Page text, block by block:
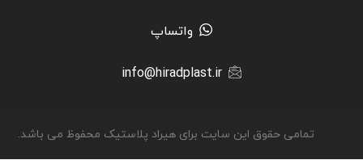
واتساپ
info@hiradplast.ir
تمامی حقوق این سایت برای هیراد پلاستیک محفوظ می باشد.